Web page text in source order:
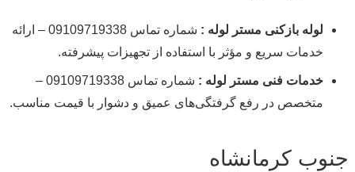
لوله بازکنی مستر لوله :
شماره تماس 09109719338 – ارائه
خدمات سریع و مؤثر با استفاده از تجهیزات پیشرفته.
خدمات فنی مستر لوله :
شماره تماس 09109719338 –
متخصص در رفع گرفتگی‌های عمیق و دشوار با قیمت مناسب.
جنوب کرمانشاه